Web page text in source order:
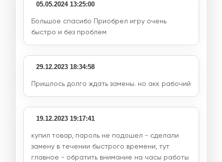
05.05.2024 13:25:00
Большое спасибо Приобрел игру очень
быстро и без проблем
29.12.2023 18:34:58
Пришлось долго ждать замены. но акк рабочий
19.12.2023 19:17:41
купил товар, пароль не подошел - сделали
замену в течении быстрого времени, тут
главное - обратить внимание на часы работы